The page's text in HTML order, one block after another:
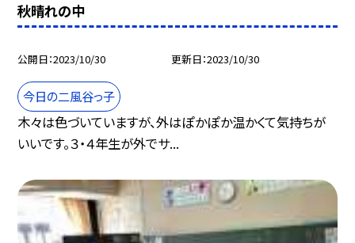
秋晴れの中
公開日 2023/10/30 更新日 2023/10/30
今日の二風谷っ子
木々は色づいていますが、外はぽかぽか温かくて気持ちが
いいです。３・４年生が外でサ...